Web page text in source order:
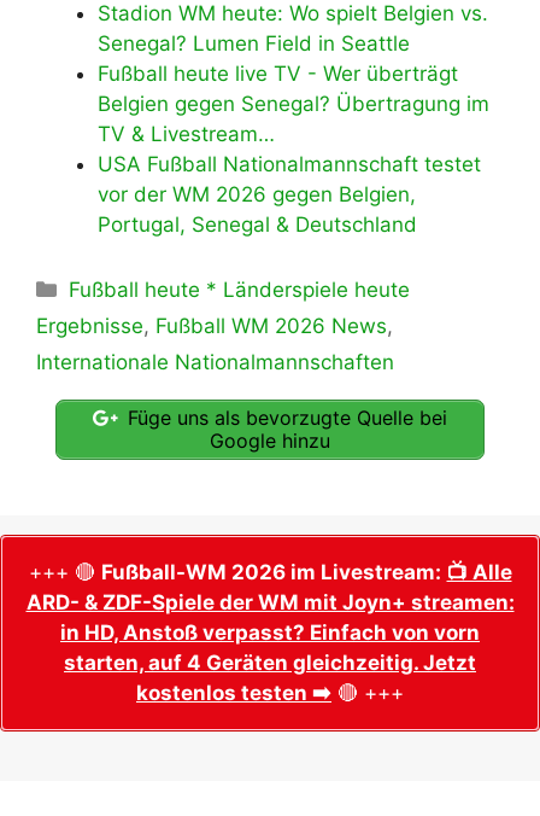
Stadion WM heute: Wo spielt Belgien vs.
Senegal? Lumen Field in Seattle
Fußball heute live TV - Wer überträgt
Belgien gegen Senegal? Übertragung im
TV & Livestream…
USA Fußball Nationalmannschaft testet
vor der WM 2026 gegen Belgien,
Portugal, Senegal & Deutschland
Kategorien
Fußball heute * Länderspiele heute
Ergebnisse, Fußball WM 2026 News,
Internationale Nationalmannschaften
Füge uns als bevorzugte Quelle bei
Google hinzu
+++ 🔴 Fußball-WM 2026 im Livestream: 📺 Alle
ARD- & ZDF-Spiele der WM mit Joyn+ streamen:
in HD, Anstoß verpasst? Einfach von vorn
starten, auf 4 Geräten gleichzeitig. Jetzt
kostenlos testen ➡️ 🔴 +++